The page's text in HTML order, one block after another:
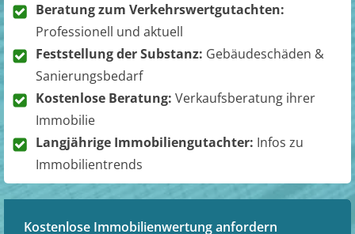
Beratung zum Verkehrswertgutachten:
Professionell und aktuell
Feststellung der Substanz: Gebäudeschäden &
Sanierungsbedarf
Kostenlose Beratung: Verkaufsberatung ihrer
Immobilie
Langjährige Immobiliengutachter: Infos zu
Immobilientrends
Kostenlose Immobilienwertung anfordern